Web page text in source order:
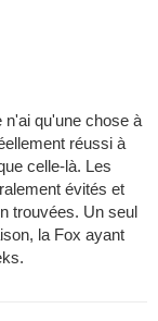
qu'une chose à
réussi à
celle-là. Les
évités et
trouvées. Un seul
la Fox ayant